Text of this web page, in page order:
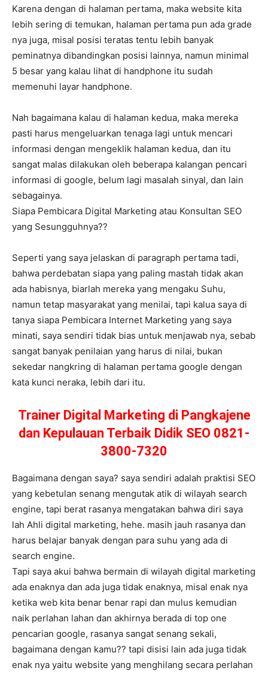
Karena dengan di halaman pertama, maka website kita
lebih sering di temukan, halaman pertama pun ada grade
nya juga, misal posisi teratas tentu lebih banyak
peminatnya dibandingkan posisi lainnya, namun minimal
5 besar yang kalau lihat di handphone itu sudah
memenuhi layar handphone.
Nah bagaimana kalau di halaman kedua, maka mereka
pasti harus mengeluarkan tenaga lagi untuk mencari
informasi dengan mengeklik halaman kedua, dan itu
sangat malas dilakukan oleh beberapa kalangan pencari
informasi di google, belum lagi masalah sinyal, dan lain
sebagainya.
Siapa Pembicara Digital Marketing atau Konsultan SEO
yang Sesungguhnya??
Seperti yang saya jelaskan di paragraph pertama tadi,
bahwa perdebatan siapa yang paling mastah tidak akan
ada habisnya, biarlah mereka yang mengaku Suhu,
namun tetap masyarakat yang menilai, tapi kalua saya di
tanya siapa Pembicara Internet Marketing yang saya
minati, saya sendiri tidak bias untuk menjawab nya, sebab
sangat banyak penilaian yang harus di nilai, bukan
sekedar nangkring di halaman pertama google dengan
kata kunci neraka, lebih dari itu.
Trainer Digital Marketing di Pangkajene
dan Kepulauan Terbaik Didik SEO 0821-
3800-7320
Bagaimana dengan saya? saya sendiri adalah praktisi SEO
yang kebetulan senang mengutak atik di wilayah search
engine, tapi berat rasanya mengatakan bahwa diri saya
lah Ahli digital marketing, hehe. masih jauh rasanya dan
harus belajar banyak dengan para suhu yang ada di
search engine.
Tapi saya akui bahwa bermain di wilayah digital marketing
ada enaknya dan ada juga tidak enaknya, misal enak nya
ketika web kita benar benar rapi dan mulus kemudian
naik perlahan lahan dan akhirnya berada di top one
pencarian google, rasanya sangat senang sekali,
bagaimana dengan kamu?? tapi disisi lain ada juga tidak
enak nya yaitu website yang menghilang secara perlahan